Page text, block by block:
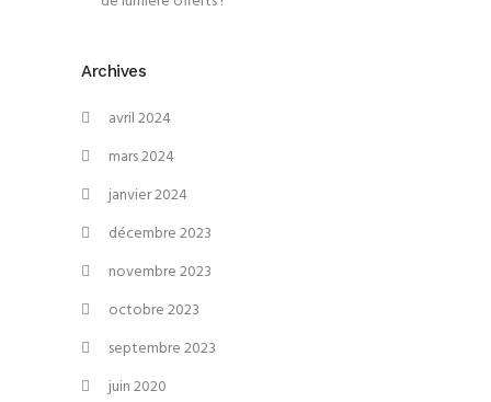
Archives
avril 2024
mars 2024
janvier 2024
décembre 2023
novembre 2023
octobre 2023
septembre 2023
juin 2020